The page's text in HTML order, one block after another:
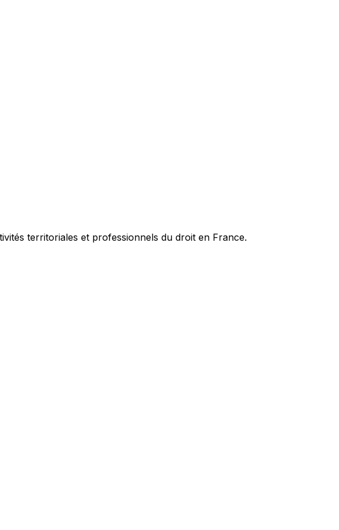
territoriales et professionnels du droit en France.